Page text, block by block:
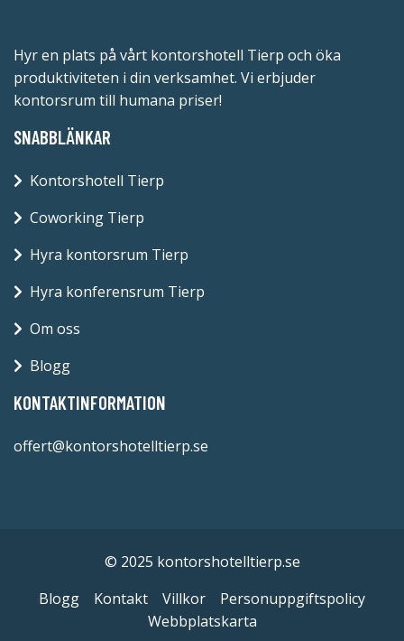
Hyr en plats på vårt kontorshotell Tierp och öka
produktiviteten i din verksamhet. Vi erbjuder
kontorsrum till humana priser!
SNABBLÄNKAR
Kontorshotell Tierp
Coworking Tierp
Hyra kontorsrum Tierp
Hyra konferensrum Tierp
Om oss
Blogg
KONTAKTINFORMATION
offert@kontorshotelltierp.se
© 2025 kontorshotelltierp.se
Blogg
Kontakt Villkor
Personuppgiftspolicy
Webbplatskarta